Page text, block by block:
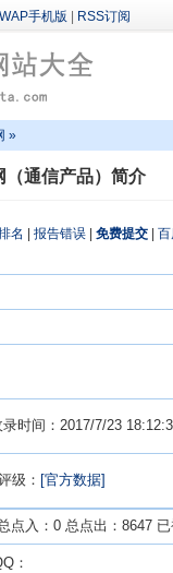
WAP手机版 RSS订阅
»
（通信产品）简介
名 报告错误 免费提交
录时间：2017/7/23
级： [官方数据]
点入：0 总点出：8647
：